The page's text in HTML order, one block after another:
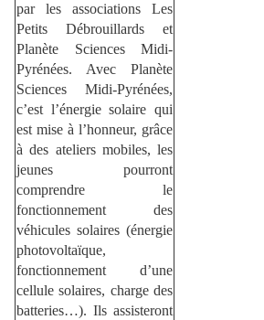
par les associations Les
Petits Débrouillards et
Planète Sciences Midi-
Pyrénées. Avec Planète
Sciences Midi-Pyrénées,
c’est l’énergie solaire qui
est mise à l’honneur, grâce
à des ateliers mobiles, les
jeunes pourront
comprendre le
fonctionnement des
véhicules solaires (énergie
photovoltaïque,
fonctionnement d’une
cellule solaires, charge des
batteries…). Ils assisteront